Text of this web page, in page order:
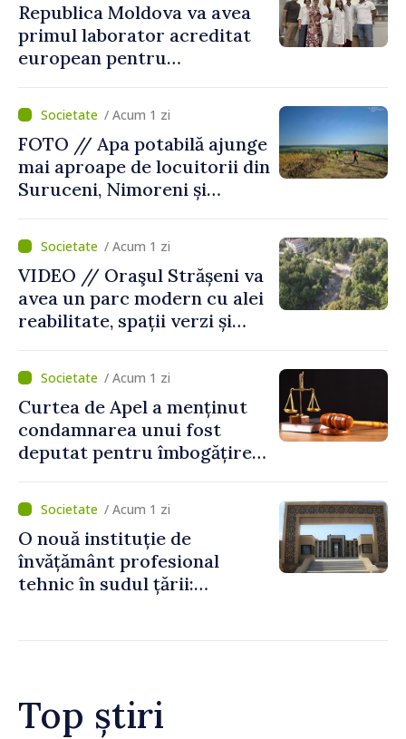
Republica Moldova va avea
primul laborator acreditat
european pentru
viței-de-vie
/ Acum 1 zi
FOTO // Apa potabilă ajunge
mai aproape de locuitorii din
Suruceni, Nimoreni și
/ Acum 1 zi
VIDEO // Oraşul Strășeni va
avea un parc modern cu alei
reabilitate, spații verzi și
/ Acum 1 zi
Curtea de Apel a menținut
condamnarea unui fost
deputat pentru îmbogățire
statului peste 2,4 milioane
de lei
/ Acum 1 zi
O nouă instituție de
învățământ profesional
tehnic în sudul țării:
Top știri